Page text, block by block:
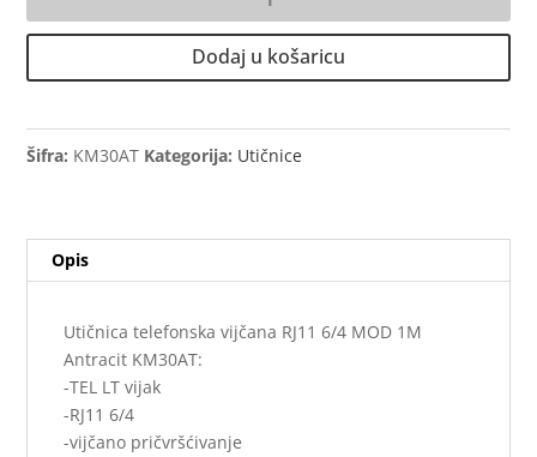
vijčana
MOD
1M
Dodaj u košaricu
Šifra: KM30AT Kategorija: Utičnice
Opis
Utičnica telefonska vijčana RJ11 6/4 MOD 1M
Antracit KM30AT:
-TEL LT vijak
-RJ11 6/4
-vijčano pričvršćivanje